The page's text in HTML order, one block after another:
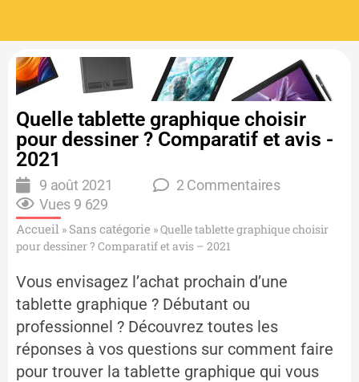
Quelle tablette graphique choisir
pour dessiner ? Comparatif et avis -
2021
9 août 2021
2 Commentaires
Vues 9 629
Accueil » Sans catégorie »Quelle tablette graphique choisir
pour dessiner ? Comparatif et avis – 2021​
Vous envisagez l’achat prochain d’une
tablette graphique ? Débutant ou
professionnel ? Découvrez toutes les
réponses à vos questions sur comment faire
pour trouver la tablette graphique qui vous